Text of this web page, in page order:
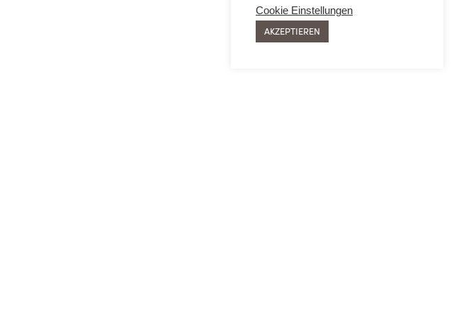
Cookie Einstellungen
AKZEPTIEREN